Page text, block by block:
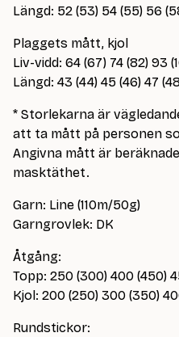
Längd: 52 (53) 54 (55) 56
Plaggets mått, kjol
Liv-vidd: 64 (67) 74 (82) 93
Längd: 43 (44) 45 (46) 47
* Storlekarna är
att ta mått på personen
Angivna mått är
masktäthet.
Garn: Line (110m/50g)
Garngrovlek: DK
Åtgång:
Topp: 250 (300) 400 (450)
Kjol: 200 (250) 300 (350)
Rundstickor: